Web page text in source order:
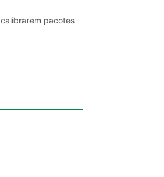
calibrarem pacotes